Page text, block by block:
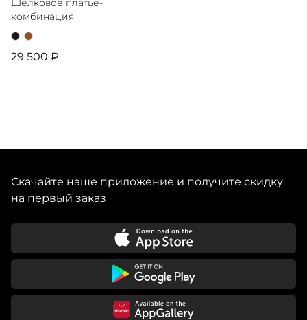
Шелковое платье-
комбинация
29 500 ₽
Скачайте наше приложение и получите скидку
на первый заказ